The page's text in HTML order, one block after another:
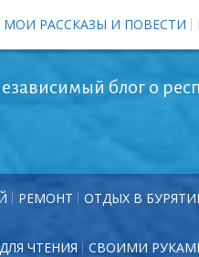
МОИ РАССКАЗЫ И ПОВЕСТИ
блог о
РЕМОНТ ОТДЫХ В
ЧТЕНИЯ СВОИМИ